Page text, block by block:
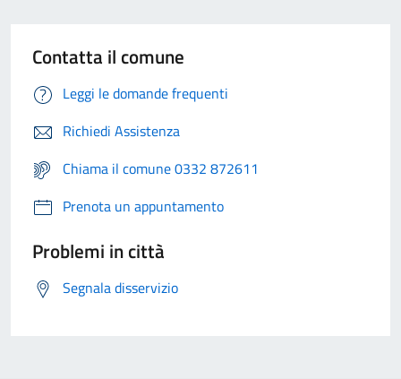
Contatta il comune
Leggi le domande frequenti
Richiedi Assistenza
Chiama il comune 0332 872611
Prenota un appuntamento
Problemi in città
Segnala disservizio